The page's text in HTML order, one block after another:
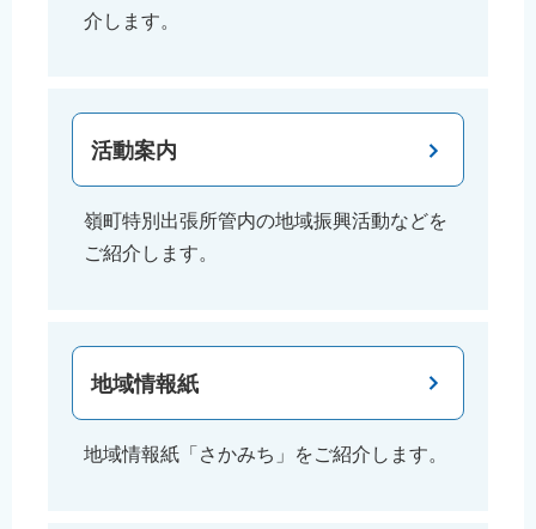
介します。
活動案内
嶺町特別出張所管内の地域振興活動などを
ご紹介します。
地域情報紙
地域情報紙「さかみち」をご紹介します。